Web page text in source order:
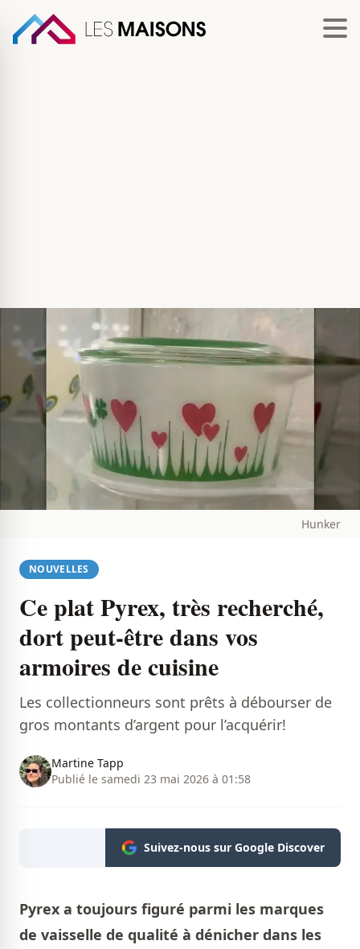
Hunker
NOUVELLES
Ce plat Pyrex, très recherché,
dort peut-être dans vos
armoires de cuisine
Les collectionneurs sont prêts à débourser de
gros montants d’argent pour l’acquérir!
Martine Tapp
Publié le samedi 23 mai 2026 à 01:58
Suivez-nous sur Google Discover
Pyrex a toujours figuré parmi les marques
de vaisselle de qualité à dénicher dans les